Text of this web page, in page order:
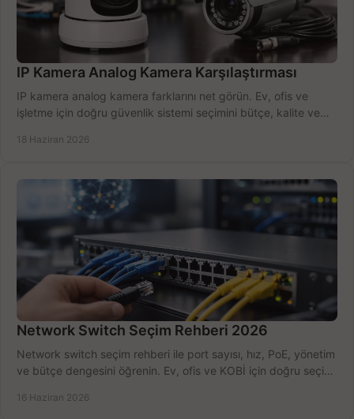
IP Kamera Analog Kamera Karşılaştırması
IP kamera analog kamera farklarını net görün. Ev, ofis ve
işletme için doğru güvenlik sistemi seçimini bütçe, kalite ve
18 Haziran 2026
Network Switch Seçim Rehberi 2026
Network switch seçim rehberi ile port sayısı, hız, PoE, yönetim
ve bütçe dengesini öğrenin. Ev, ofis ve KOBİ için doğru seçimi
16 Haziran 2026